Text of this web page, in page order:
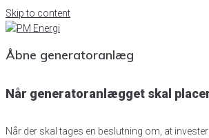
Skip to content
Åbne generatoranlæg
Når generatoranlægget skal
Når der skal tages en beslutning om, at